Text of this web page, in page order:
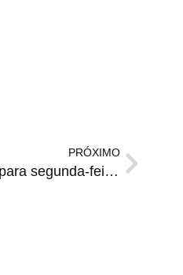
PRÓXIMO
EMPREGOS | Vagas da FGTAS/Sine para segunda-feira, 07 de julho